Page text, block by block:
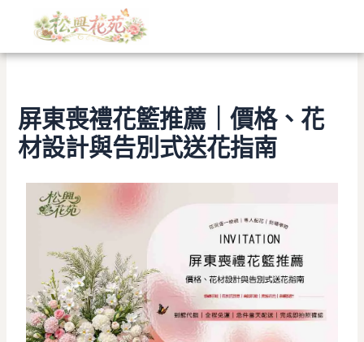
類
屏東喪禮花籃推薦｜價格、花
材設計與告別式送花指南